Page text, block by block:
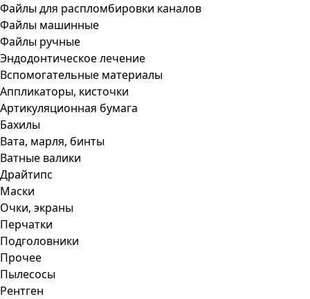
Файлы для распломбировки каналов
Файлы машинные
Файлы ручные
Эндодонтическое лечение
Вспомогательные материалы
Аппликаторы, кисточки
Артикуляционная бумага
Бахилы
Вата, марля, бинты
Ватные валики
Драйтипс
Маски
Очки, экраны
Перчатки
Подголовники
Прочее
Пылесосы
Рентген